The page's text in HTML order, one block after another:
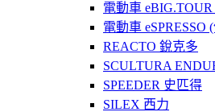
電動車 eBIG.TOUR
電動車 eSPRESSO
REACTO 銳克多
SCULTURA
SPEEDER 史匹得
SILEX 西力